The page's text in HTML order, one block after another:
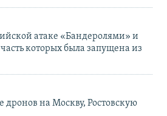
атаке «Бандеролями» и
которых была запущена из
дронов на Москву, Ростовскую